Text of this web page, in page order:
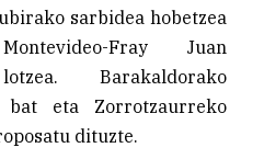
sarbidea hobetzea
Fray Juan
Barakaldorako
bat eta Zorrotzaurreko
dituzte.